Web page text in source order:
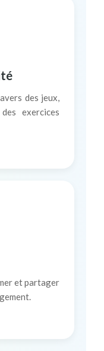
des jeux,
exercices
et partager